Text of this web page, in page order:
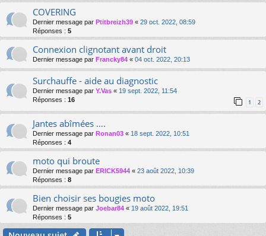
COVERING
Dernier message par Ptitbreizh39 « 29 oct. 2022, 08:59
Réponses : 5
Connexion clignotant avant droit
Dernier message par Francky84 « 04 oct. 2022, 20:13
Surchauffe - aide au diagnostic
Dernier message par Y.Vas « 19 sept. 2022, 11:54
Réponses : 16 1 2
Jantes abîmées ….
Dernier message par Ronan03 « 18 sept. 2022, 10:51
Réponses : 4
moto qui broute
Dernier message par ERICK5944 « 23 août 2022, 10:39
Réponses : 8
Bien choisir ses bougies moto
Dernier message par Joebar84 « 19 août 2022, 19:51
Réponses : 5